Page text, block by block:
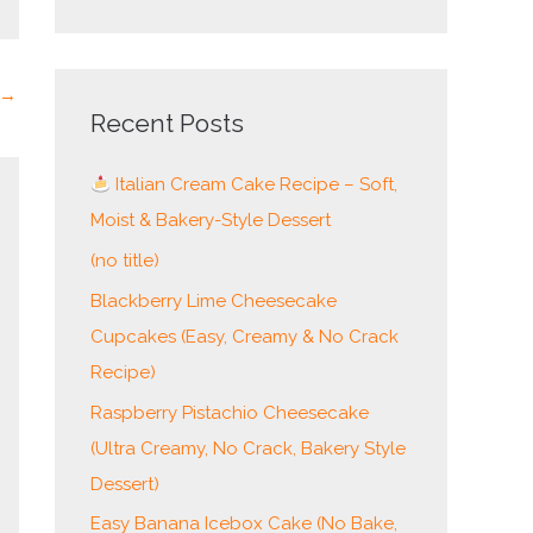
→
c
f
o
r
:
Recent Posts
Italian Cream Cake Recipe – Soft,
Moist & Bakery-Style Dessert
(no title)
Blackberry Lime Cheesecake
Cupcakes (Easy, Creamy & No Crack
Recipe)
Raspberry Pistachio Cheesecake
(Ultra Creamy, No Crack, Bakery Style
Dessert)
Easy Banana Icebox Cake (No Bake,